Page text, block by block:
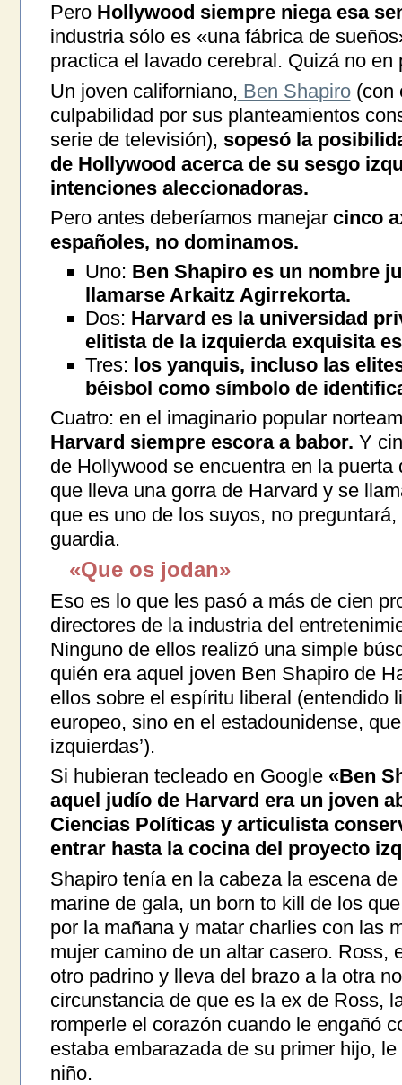
Pero Hollywood siempre niega esa
industria sólo es «una fábrica de
practica el lavado cerebral. Quizá no
Un joven californiano, Ben Shapiro(con
culpabilidad por sus planteamientos
serie de televisión), sopesó la
de Hollywood acerca de su sesgo
intenciones aleccionadoras.
Pero antes deberíamos manejar cinco
españoles, no dominamos.
Uno: Ben Shapiro es un nombre
llamarse Arkaitz Agirrekorta.
Dos: Harvard es la universidad
elitista de la izquierda exquisita
Tres: los yanquis, incluso las
béisbol como símbolo de
Cuatro: en el imaginario popular
Harvard siempre escora a babor. Y
de Hollywood se encuentra en la
que lleva una gorra de Harvard y se
que es uno de los suyos, no
guardia.
«Que os jodan»
Eso es lo que les pasó a más de cien
directores de la industria del
Ninguno de ellos realizó una simple
quién era aquel joven Ben Shapiro de
ellos sobre el espíritu liberal (entendido
europeo, sino en el estadounidense,
izquierdas’).
Si hubieran tecleado en Google «Ben
aquel judío de Harvard era un joven
Ciencias Políticas y articulista
entrar hasta la cocina del proyecto
Shapiro tenía en la cabeza la escena
marine de gala, un born to kill de los
por la mañana y matar charlies con las
mujer camino de un altar casero. Ross,
otro padrino y lleva del brazo a la otra
circunstancia de que es la ex de Ross,
romperle el corazón cuando le engañó
estaba embarazada de su primer hijo,
niño.